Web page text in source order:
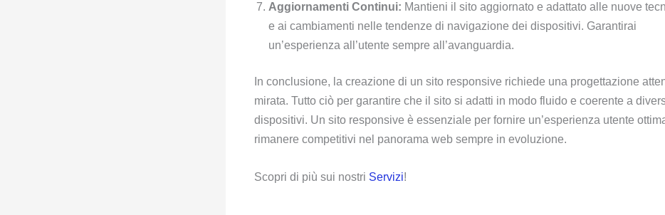
Aggiornamenti Continui: Mantieni il sito aggiornato e adattato alle nuove
e ai cambiamenti nelle tendenze di navigazione dei dispositivi. Garantirai
un’esperienza all’utente sempre all’avanguardia.
In conclusione, la creazione di un sito responsive richiede una progettazione
mirata. Tutto ciò per garantire che il sito si adatti in modo fluido e coerente a
dispositivi. Un sito responsive è essenziale per fornire un’esperienza utente
rimanere competitivi nel panorama web sempre in evoluzione.
Scopri di più sui nostri Servizi!